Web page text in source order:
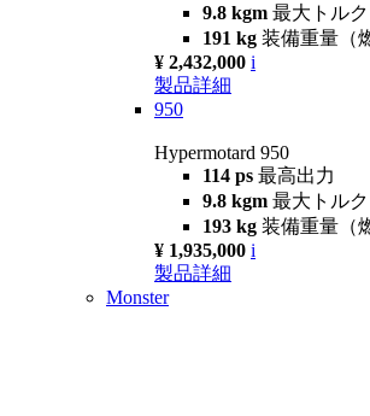
9.8 kgm 最大トルク
191 kg 装備重量（
¥ 2,432,000 i
製品詳細
950
Hypermotard 950
114 ps 最高出力
9.8 kgm 最大トルク
193 kg 装備重量（
¥ 1,935,000 i
製品詳細
Monster